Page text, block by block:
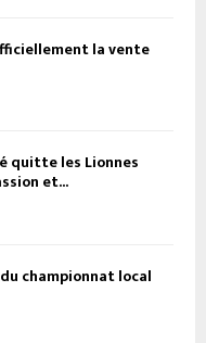
la vente
quitte les Lionnes
et...
championnat local